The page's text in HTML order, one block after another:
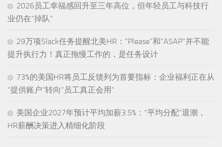
2026员工幸福感回升至三年高位，但年轻员工与科技行
业仍在“掉队”
29万项Slack任务提醒北美HR：“Please”和“ASAP”并不能
提升执行力！真正拖慢工作的，是任务设计
73%的美国HR将员工反馈列为首要指标：企业福利正在从
“提供账户”转向“员工真正会用”
美国企业2027年预计平均加薪3.5%：“平均分配”退潮，
HR薪酬决策进入精细化阶段